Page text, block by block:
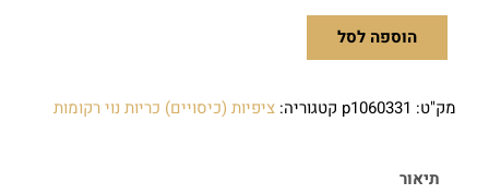
הוספה לסל
מק"ט: p1060331 קטגוריה: ציפיות (כיסויים) כריות נוי רקומות
תיאור